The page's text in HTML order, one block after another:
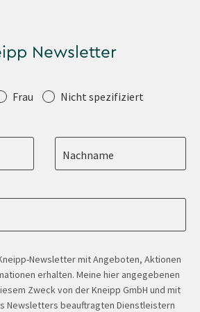
Newsletter
Frau Nicht spezifiziert
Nachname
Newsletter mit Angeboten, Aktionen
erhalten. Meine hier angegebenen
Zweck von der Kneipp GmbH und mit
Newsletters beauftragten Dienstleistern